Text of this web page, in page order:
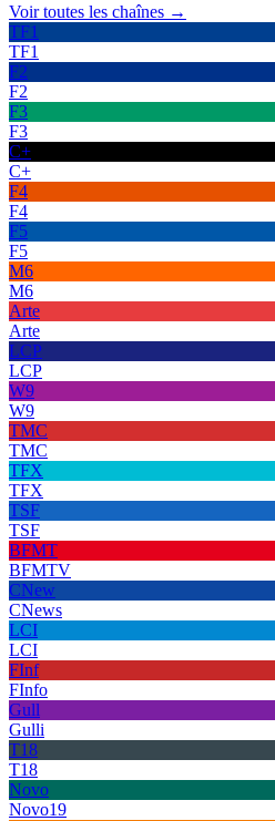
Voir toutes les chaînes →
TF1
TF1
F2
F2
F3
F3
C+
C+
F4
F4
F5
F5
M6
M6
Arte
Arte
LCP
LCP
W9
W9
TMC
TMC
TFX
TFX
TSF
TSF
BFMT
BFMTV
CNew
CNews
LCI
LCI
FInf
FInfo
Gull
Gulli
T18
T18
Novo
Novo19